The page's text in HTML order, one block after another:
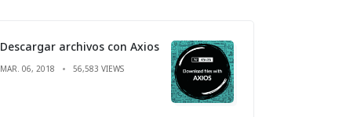
Descargar archivos con Axios
MAR. 06, 2018 56,583 VIEWS